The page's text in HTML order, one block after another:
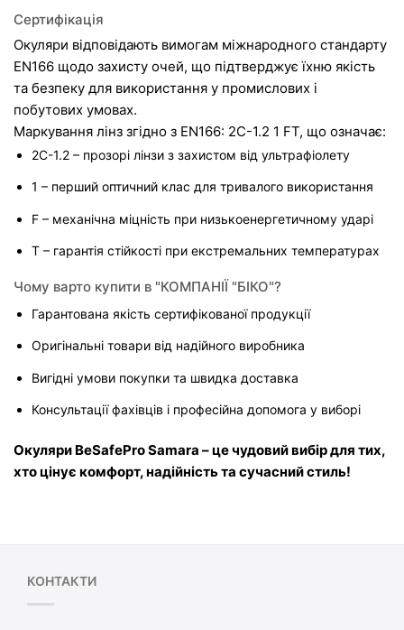
Сертифікація
Окуляри відповідають вимогам міжнародного стандарту
EN166 щодо захисту очей, що підтверджує їхню якість
та безпеку для використання у промислових і
побутових умовах.
Маркування лінз згідно з EN166: 2C-1.2 1 FT, що означає:
2C-1.2 – прозорі лінзи з захистом від ультрафіолету
1 – перший оптичний клас для тривалого використання
F – механічна міцність при низькоенергетичному ударі
T – гарантія стійкості при екстремальних температурах
Чому варто купити в "КОМПАНІЇ "БІКО"?
Гарантована якість сертифікованої продукції
Оригінальні товари від надійного виробника
Вигідні умови покупки та швидка доставка
Консультації фахівців і професійна допомога у виборі
Окуляри BeSafePro Samara – це чудовий вибір для тих,
хто цінує комфорт, надійність та сучасний стиль!
КОНТАКТИ